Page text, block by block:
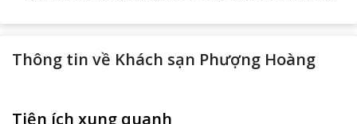
Thông tin về Khách sạn Phượng Hoàng
Tiện ích xung quanh